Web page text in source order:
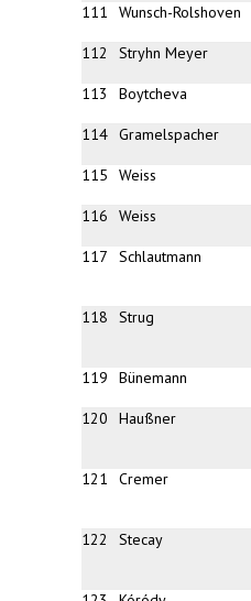
111 Wunsch-Rolshoven
112 Stryhn Meyer
113 Boytcheva
114 Gramelspacher
115 Weiss
116 Weiss
117 Schlautmann
118 Strug
119 Bünemann
120 Haußner
121 Cremer
122 Stecay